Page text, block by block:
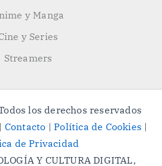
y Manga
y Series
Streamers
los derechos reservados
| Contacto |Política de Cookies |
de Privacidad
Y CULTURA DIGITAL,